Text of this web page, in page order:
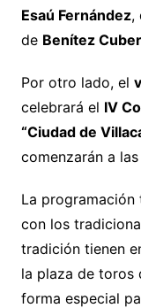
Esaú Fernández,
de Benítez
Por otro lado, el
celebrará el IV
“Ciudad de
comenzarán a las
La programación
con los
tradición tienen
la plaza de toros
forma especial